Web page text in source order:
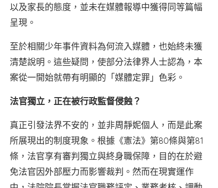
以及家長的態度，並未在媒體報導中獲得同等篇幅
呈現。
至於相關少年事件資料為何流入媒體，也始終未獲
清楚說明。這些疑問，使部分法律界人士認為，本
案從一開始就帶有明顯的「媒體定罪」色彩。
法官獨立，正在被行政監督侵蝕？
真正引發法界不安的，並非周靜妮個人，而是此案
所展現出的制度現象。根據《憲法》第80條與第81
條，法官享有審判獨立與終身職保障，目的在於避
免法官因外部壓力而影響裁判。然而在現實運作